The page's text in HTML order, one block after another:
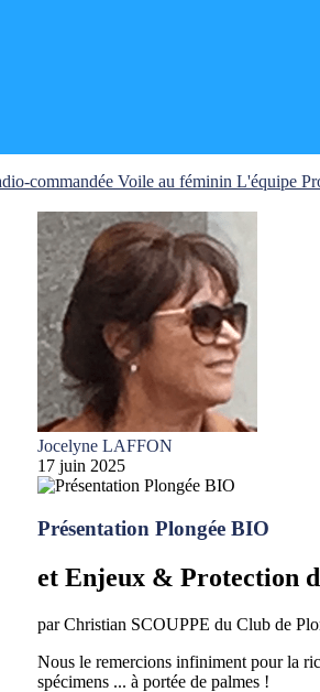
commandée Voile au féminin L'équipe
Jocelyne LAFFON
17 juin 2025
Présentation Plongée BIO
et Enjeux & Protection
par Christian SCOUPPE du Club de
Nous le remercions infiniment pour la
spécimens ... à portée de palmes !